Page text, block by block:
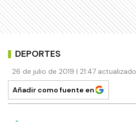
DEPORTES
26 de julio de 2019 | 21:47
Añadir como fuente en